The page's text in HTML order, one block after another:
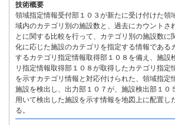
技術概要
領域指定情報受付部１０３が新たに受け付けた領
域内のカテゴリ別の施設数と、過去にカウントさ
とに関する比較を行って、カテゴリ別の施設数に
化に応じた施設のカテゴリを指定する情報である
するカテゴリ指定情報取得部１０８を備え、施設
リ指定情報取得部１０８が取得したカテゴリ指定
を示すカテゴリ情報と対応付けられた、領域指定
施設を検出し、出力部１０７が、施設検出部１０
用いて検出した施設を示す情報を地図上に配置し
る。